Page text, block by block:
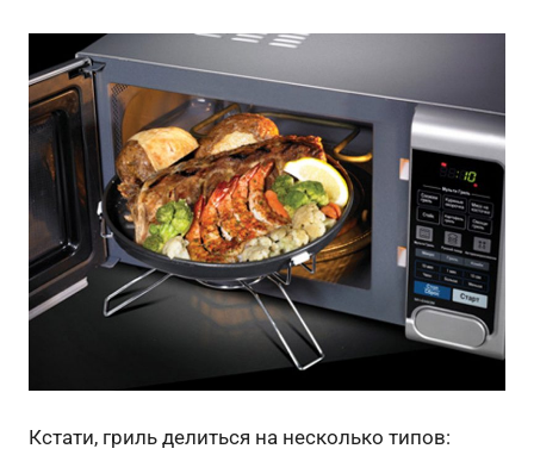
Кстати, гриль делиться на несколько типов: